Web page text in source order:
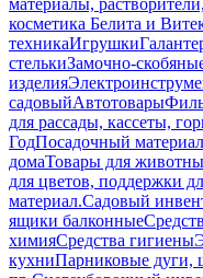
косметика Белита и
техникаИгрушки
стелькиЗамочно-
изделия
садовыйАвтотовары
для рассады, кассеты,
ГодПосадочный материал
домаТовары для
для цветов, поддержки
материал.Садовый
ящики балконные
химияСредства гигиены
кухниПарниковые дуги,